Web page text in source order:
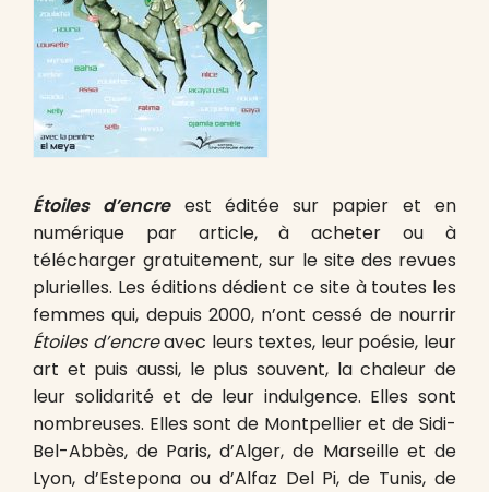
Étoiles d’encreest éditée sur papier et en
numérique par article, à acheter ou à
télécharger gratuitement, sur le site des revues
plurielles. Les éditions dédient ce site à toutes les
femmes qui, depuis 2000, n’ont cessé de nourrir
Étoiles d’encreavec leurs textes, leur poésie, leur
art et puis aussi, le plus souvent, la chaleur de
leur solidarité et de leur indulgence. Elles sont
nombreuses. Elles sont de Montpellier et de Sidi-
Bel-Abbès, de Paris, d’Alger, de Marseille et de
Lyon, d’Estepona ou d’Alfaz Del Pi, de Tunis, de